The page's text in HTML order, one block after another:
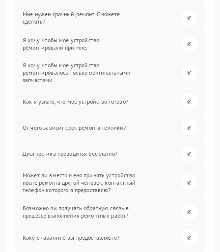
Мне нужен срочный ремонт. Сможете
сделать?
Я хочу, чтобы мое устройство
ремонтировали при мне.
Я хочу, чтобы мое устройство
ремонтировалось только оригинальными
запчастями.
Как я узнаю, что мое устройство готово?
От чего зависит срок ремонта техники?
Диагностика проводится бесплатно?
Может ли вместо меня принять устройство
после ремонта другой человек, контактный
телефон которого я предоставлю?
Возможно ли получать обратную связь в
процессе выполнения ремонтных работ?
Какую гарантию вы предоставляете?